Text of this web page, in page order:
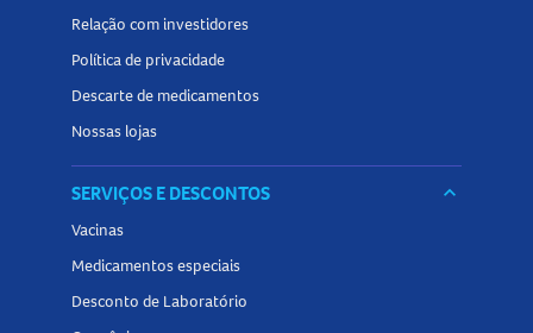
Relação com investidores
Política de privacidade
Descarte de medicamentos
Nossas lojas
SERVIÇOS E DESCONTOS keyboard_arrow_down
Vacinas
Medicamentos especiais
Desconto de Laboratório